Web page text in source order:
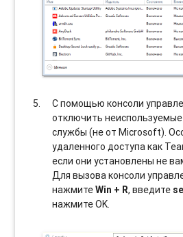
С помощью консоли
отключить
службы (не от Microsoft).
удаленного доступа как
если они установлены не
Для вызова консоли
нажмитеWin + R, введите
нажмите OK.